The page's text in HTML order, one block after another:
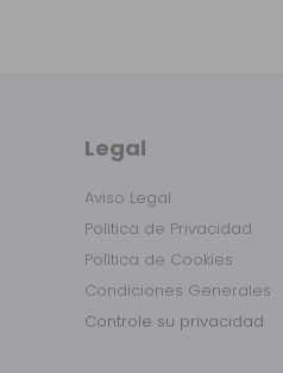
Legal
Aviso Legal
Política de Privacidad
Política de Cookies
Condiciones Generales
Controle su privacidad